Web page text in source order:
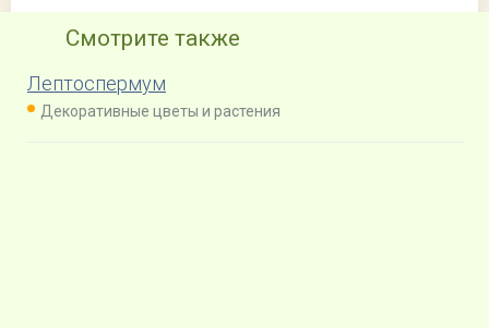
Смотрите также
Лептоспермум
Декоративные цветы и растения